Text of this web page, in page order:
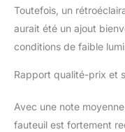
Toutefois, un
aurait été un ajout
conditions de faible
Rapport qualité-prix et
Avec une note
fauteuil est fortement